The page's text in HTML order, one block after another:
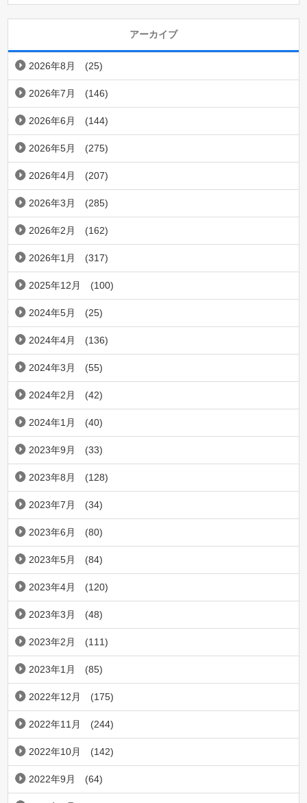
アーカイブ
2026年8月 (25)
2026年7月 (146)
2026年6月 (144)
2026年5月 (275)
2026年4月 (207)
2026年3月 (285)
2026年2月 (162)
2026年1月 (317)
2025年12月 (100)
2024年5月 (25)
2024年4月 (136)
2024年3月 (55)
2024年2月 (42)
2024年1月 (40)
2023年9月 (33)
2023年8月 (128)
2023年7月 (34)
2023年6月 (80)
2023年5月 (84)
2023年4月 (120)
2023年3月 (48)
2023年2月 (111)
2023年1月 (85)
2022年12月 (175)
2022年11月 (244)
2022年10月 (142)
2022年9月 (64)